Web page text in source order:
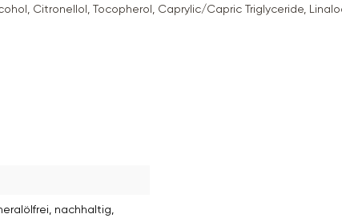
Citronellol, Tocopherol, Caprylic/Capric Triglyceride,
, nachhaltig